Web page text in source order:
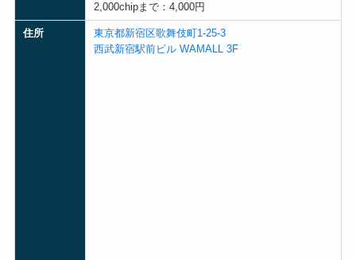
2,000chipまで：4,000円
住所
東京都新宿区歌舞伎町1-25-3
西武新宿駅前ビル WAMALL 3F